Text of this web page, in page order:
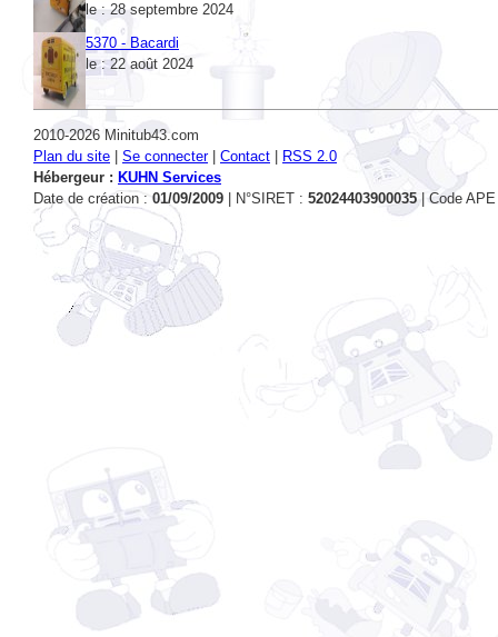
5370 - Bacardi
le : 22 août 2024
2010-2026 Minitub43.com
Plan du site
| Contact
Hébergeur :KUHN Services
Date de création :01/09/2009| N°SIRET :52024403900035 | Code